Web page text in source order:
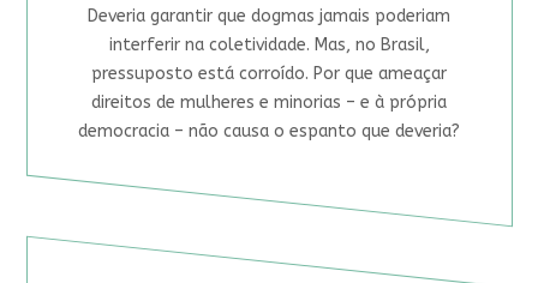
Deveria garantir que dogmas jamais poderiam
interferir na coletividade. Mas, no Brasil,
pressuposto está corroído. Por que ameaçar
direitos de mulheres e minorias – e à própria
democracia – não causa o espanto que deveria?